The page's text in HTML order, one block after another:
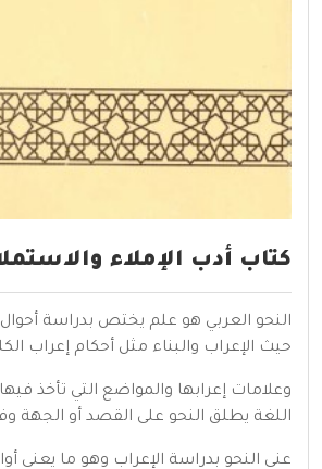
كتاب أدب الإملاء
النحو العربي هو علم يختص بدراسة
حيث الإعراب والبناء مثل أحكام إعراب
وعلامات إعرابها والمواضع التي تأخذ
اللغة يطلق النحو على القصد أو الجهة
عنى النحو بدراسة الإعراب وهو ما يعني